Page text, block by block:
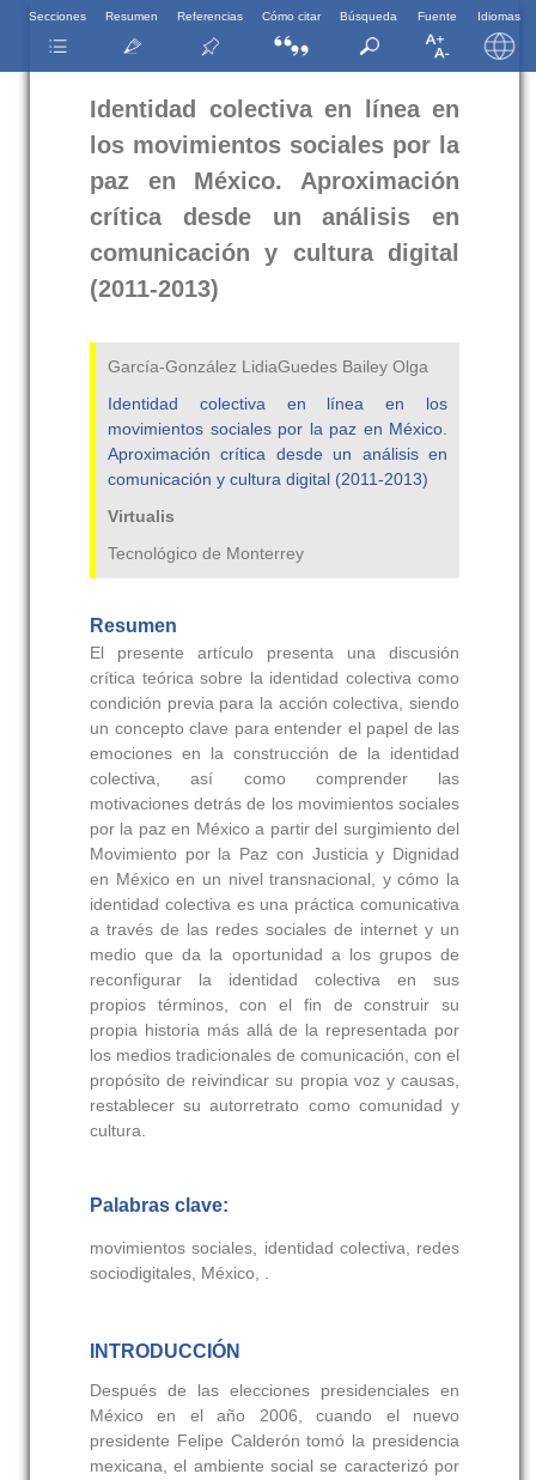
Secciones Resumen Referencias Cómo citar Búsqueda Fuente Idiomas
Identidad colectiva en línea en
los movimientos sociales por la
paz en México. Aproximación
crítica desde un análisis en
comunicación y cultura digital
(2011-2013)
García-González LidiaGuedes Bailey Olga
Identidad colectiva en línea en los
movimientos sociales por la paz en México.
Aproximación crítica desde un análisis en
comunicación y cultura digital (2011-2013)
Virtualis
Tecnológico de Monterrey
Resumen
El presente artículo presenta una discusión
crítica teórica sobre la identidad colectiva como
condición previa para la acción colectiva, siendo
un concepto clave para entender el papel de las
emociones en la construcción de la identidad
colectiva, así como comprender las
motivaciones detrás de los movimientos sociales
por la paz en México a partir del surgimiento del
Movimiento por la Paz con Justicia y Dignidad
en México en un nivel transnacional, y cómo la
identidad colectiva es una práctica comunicativa
a través de las redes sociales de internet y un
medio que da la oportunidad a los grupos de
reconfigurar la identidad colectiva en sus
propios términos, con el fin de construir su
propia historia más allá de la representada por
los medios tradicionales de comunicación, con el
propósito de reivindicar su propia voz y causas,
restablecer su autorretrato como comunidad y
cultura.
Palabras clave:
movimientos sociales, identidad colectiva, redes
sociodigitales, México, .
INTRODUCCIÓN
Después de las elecciones presidenciales en
México en el año 2006, cuando el nuevo
presidente Felipe Calderón tomó la presidencia
mexicana, el ambiente social se caracterizó por